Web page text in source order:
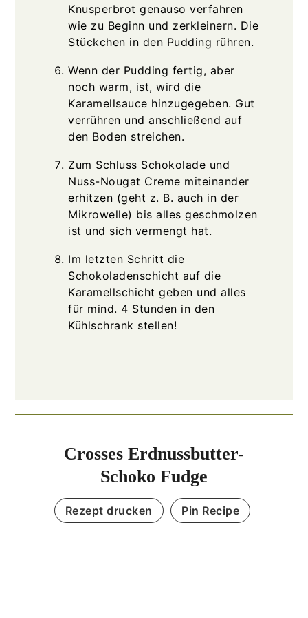
Knusperbrot genauso verfahren
wie zu Beginn und zerkleinern. Die
Stückchen in den Pudding rühren.
Wenn der Pudding fertig, aber
noch warm, ist, wird die
Karamellsauce hinzugegeben. Gut
verrühren und anschließend auf
den Boden streichen.
Zum Schluss Schokolade und
Nuss-Nougat Creme miteinander
erhitzen (geht z. B. auch in der
Mikrowelle) bis alles geschmolzen
ist und sich vermengt hat.
Im letzten Schritt die
Schokoladenschicht auf die
Karamellschicht geben und alles
für mind. 4 Stunden in den
Kühlschrank stellen!
Crosses Erdnussbutter-
Schoko Fudge
Rezept drucken Pin Recipe